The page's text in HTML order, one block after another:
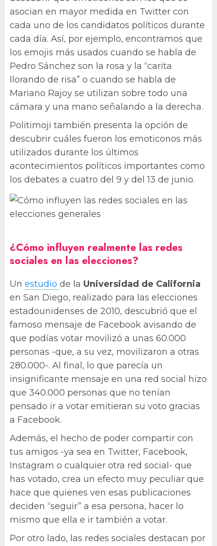
asocian en mayor medida en Twitter con
cada uno de los candidatos políticos durante
cada día. Así, por ejemplo, encontramos que
los emojis más usados cuando se habla de
Pedro Sánchez son la rosa y la “carita
llorando de risa” o cuando se habla de
Mariano Rajoy se utilizan sobre todo una
cámara y una mano señalando a la derecha.
Politimoji también presenta la opción de
descubrir cuáles fueron los emoticonos más
utilizados durante los últimos
acontecimientos políticos importantes como
los debates a cuatro del 9 y del 13 de junio.
¿Cómo influyen realmente las redes
sociales en las elecciones?
Un estudio de la Universidad de California
en San Diego, realizado para las elecciones
estadounidenses de 2010, descubrió que el
famoso mensaje de Facebook avisando de
que podías votar movilizó a unas 60.000
personas -que, a su vez, movilizaron a otras
280.000-. Al final, lo que parecía un
insignificante mensaje en una red social hizo
que 340.000 personas que no tenían
pensado ir a votar emitieran su voto gracias
a Facebook.
Además, el hecho de poder compartir con
tus amigos -ya sea en Twitter, Facebook,
Instagram o cualquier otra red social- que
has votado, crea un efecto muy peculiar que
hace que quienes ven esas publicaciones
deciden “seguir” a esa persona, hacer lo
mismo que ella e ir también a votar.
Por otro lado, las redes sociales destacan por